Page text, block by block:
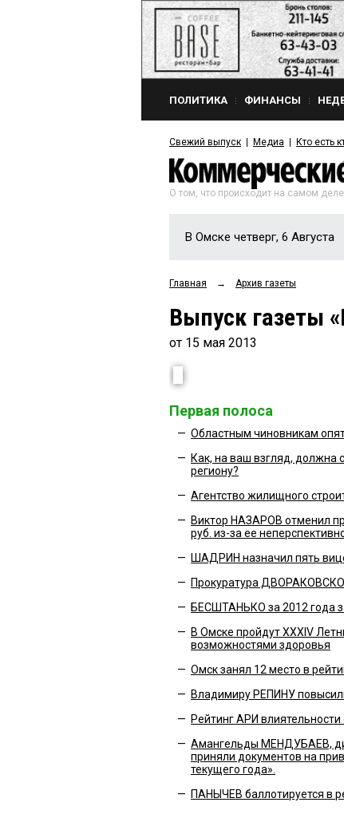
ПОЛИТИКА ФИНАНСЫ
Свежий выпуск Медиа Кто есть
О том, что происходит на самом деле
В Омске четверг, 6 Августа
Главная → Архив газеты
Выпуск газеты
от 15 мая 2013
Первая полоса
— Областным чиновникам
— Как, на ваш взгляд, должна
региону?
— Агентство жилищного
— Виктор НАЗАРОВ отменил
руб. из-за ее
— ШАДРИН назначил пять
— Прокуратура
— БЕСШТАНЬКО за 2012 года
— В Омске пройдут ХХХIV
возможностями здоровья
— Омск занял 12 место в
— Владимиру РЕПИНУ
— Рейтинг АРИ влиятельности
— Амангельды МЕНДУБАЕВ,
приняли документов на
текущего года».
— ПАНЫЧЕВ баллотируется в